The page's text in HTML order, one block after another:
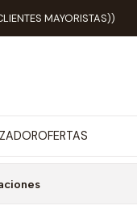
OFERTAS
MAYORISTAS))
favoritos